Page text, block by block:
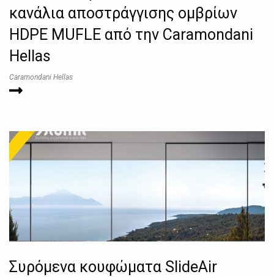
κανάλια αποστράγγισης ομβρίων
HDPE MUFLE από την Caramondani
Hellas
Caramondani Hellas
Συρόμενα κουφώματα SlideAir